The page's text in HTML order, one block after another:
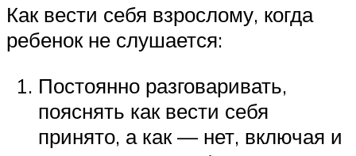
Как вести себя взрослому, когда
ребенок не слушается:
Постоянно разговаривать,
пояснять как вести себя
принято, а как — нет, включая и